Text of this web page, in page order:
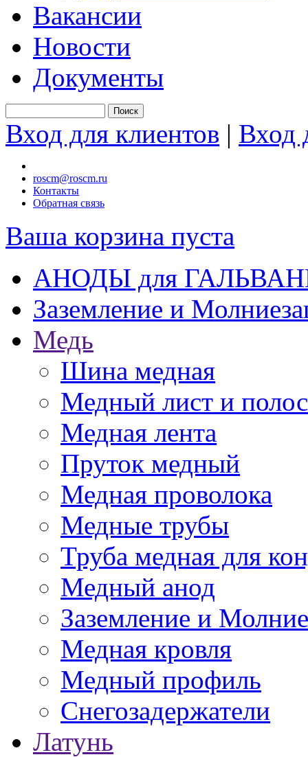
Вакансии
Новости
Документы
Вход для клиентов | Вход
roscm@roscm.ru
Контакты
Обратная связь
Ваша корзина пуста
АНОДЫ для
Заземление и
Медь
Шина медная
Медный лист и
Медная лента
Пруток медный
Медная проволока
Медные трубы
Труба медная для
Медный анод
Заземление и
Медная кровля
Медный профиль
Снегозадержатели
Латунь